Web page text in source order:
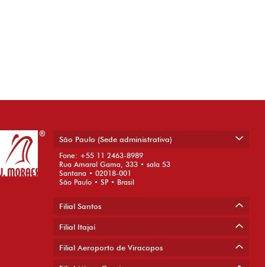
São Paulo (Sede administrativa)
Fone: +55 11 2463-8989
Rua Amaral Gama, 333 • sala 53
Santana • 02018-001
São Paulo • SP • Brasil
Filial Santos
Filial Itajaí
Filial Aeroporto de Viracopos